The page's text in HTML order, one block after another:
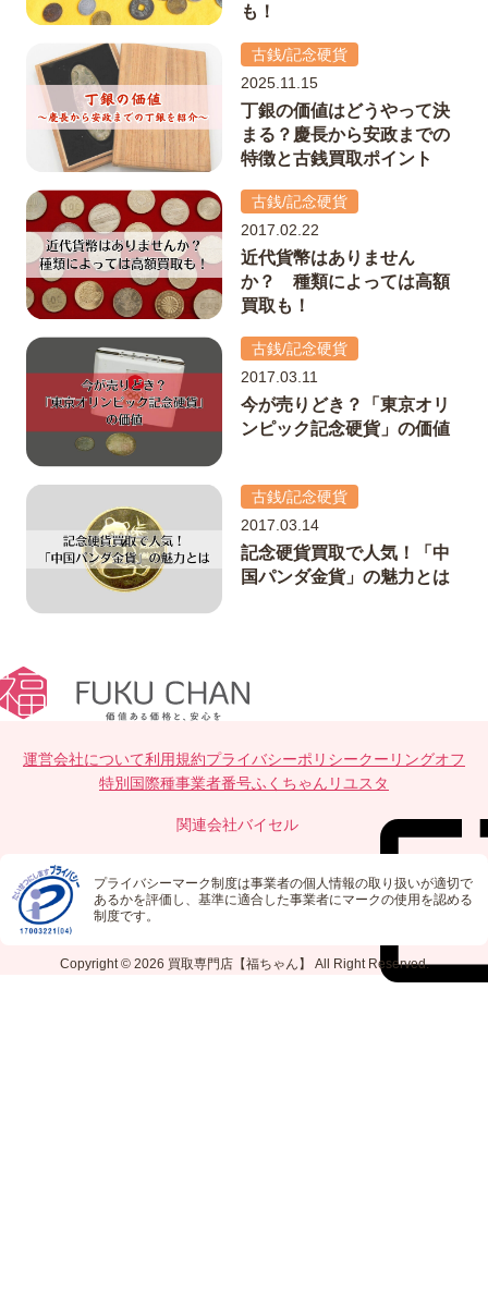
も！
古銭/記念硬貨
2025.11.15
丁銀の価値はどうやって決
まる？慶長から安政までの
特徴と古銭買取ポイント
古銭/記念硬貨
2017.02.22
近代貨幣はありません
か？ 種類によっては高額
買取も！
古銭/記念硬貨
2017.03.11
今が売りどき？「東京オリ
ンピック記念硬貨」の価値
古銭/記念硬貨
2017.03.14
記念硬貨買取で人気！「中
国パンダ金貨」の魅力とは
運営会社について利用規約プライバシーポリシークーリングオフ
特別国際種事業者番号ふくちゃんリユスタ
関連会社バイセル
プライバシーマーク制度は事業者の個人情報の取り扱いが適切で
あるかを評価し、基準に適合した事業者にマークの使用を認める
制度です。
Copyright © 2026 買取専門店【福ちゃん】 All Right Reserved.